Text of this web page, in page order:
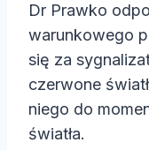
Dr Prawko
warunkowego
się za
czerwone
niego do
światła.